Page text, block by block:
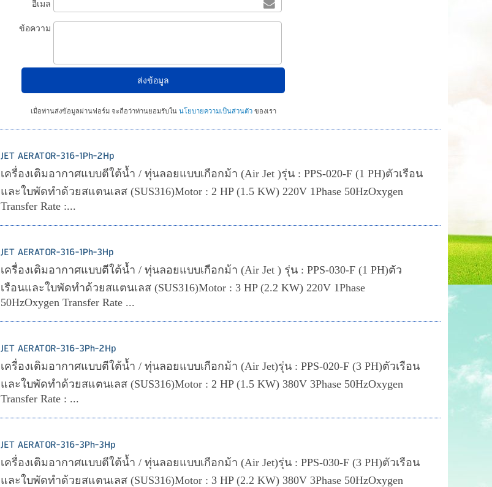
อีเมล
ข้อความ
เมื่อท่านส่งข้อมูลผ่านฟอร์ม จะถือว่าท่านยอมรับในนโยบายความเป็นส่วนตัว ของเรา
JET AERATOR-316-1Ph-2Hp
เครื่องเติมอากาศแบบตีใต้น้ำ / ทุ่นลอยแบบเกือกม้า (Air Jet )รุ่น : PPS-020-F (1 PH)ตัวเรือน
และใบพัดทำด้วยสแตนเลส (SUS316)Motor : 2 HP (1.5 KW) 220V 1Phase 50HzOxygen
Transfer Rate :...
JET AERATOR-316-1Ph-3Hp
เครื่องเติมอากาศแบบตีใต้น้ำ / ทุ่นลอยแบบเกือกม้า (Air Jet ) รุ่น : PPS-030-F (1 PH)ตัว
เรือนและใบพัดทำด้วยสแตนเลส (SUS316)Motor : 3 HP (2.2 KW) 220V 1Phase
50HzOxygen Transfer Rate ...
JET AERATOR-316-3Ph-2Hp
เครื่องเติมอากาศแบบตีใต้น้ำ / ทุ่นลอยแบบเกือกม้า (Air Jet)รุ่น : PPS-020-F (3 PH)ตัวเรือน
และใบพัดทำด้วยสแตนเลส (SUS316)Motor : 2 HP (1.5 KW) 380V 3Phase 50HzOxygen
Transfer Rate : ...
JET AERATOR-316-3Ph-3Hp
เครื่องเติมอากาศแบบตีใต้น้ำ / ทุ่นลอยแบบเกือกม้า (Air Jet)รุ่น : PPS-030-F (3 PH)ตัวเรือน
และใบพัดทำด้วยสแตนเลส (SUS316)Motor : 3 HP (2.2 KW) 380V 3Phase 50HzOxygen